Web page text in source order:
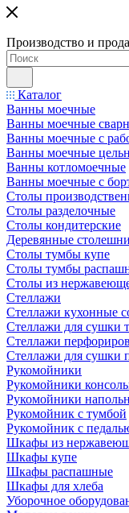
Производство и
Каталог
Ванны моечные
Ванны моечные
Ванны моечные с
Ванны моечные
Ванны котломоечные
Ванны моечные с
Столы
Столы разделочные
Столы кондитерские
Деревянные
Столы тумбы купе
Столы тумбы
Столы из
Стеллажи
Стеллажи кухонные
Стеллажи для сушки
Стеллажи
Стеллажи для сушки
Рукомойники
Рукомойники
Рукомойники
Рукомойник с тумбой
Рукомойник с
Шкафы из
Шкафы купе
Шкафы распашные
Шкафы для хлеба
Уборочное